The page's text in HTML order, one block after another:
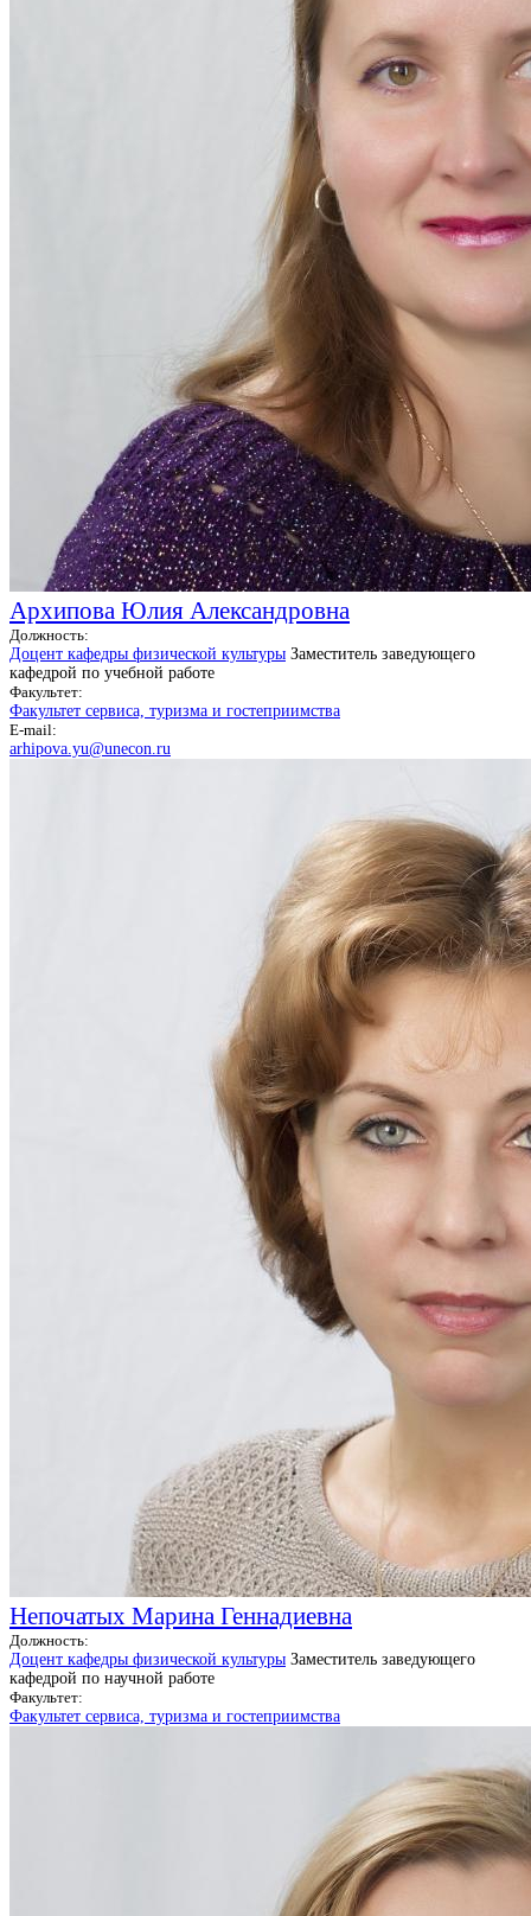
Архипова Юлия Александровна
Должность:
Доцент кафедры физической культуры Заместитель заведующего
кафедрой по учебной работе
Факультет:
Факультет сервиса, туризма и гостеприимства
E-mail:
arhipova.yu@unecon.ru
Непочатых Марина Геннадиевна
Должность:
Доцент кафедры физической культуры Заместитель заведующего
кафедрой по научной работе
Факультет:
Факультет сервиса, туризма и гостеприимства